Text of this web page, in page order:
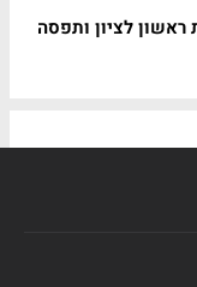
לציון ותפסה